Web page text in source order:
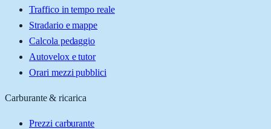
Traffico in tempo reale
Stradario e mappe
Calcola pedaggio
Autovelox e tutor
Orari mezzi pubblici
Carburante & ricarica
Prezzi carburante